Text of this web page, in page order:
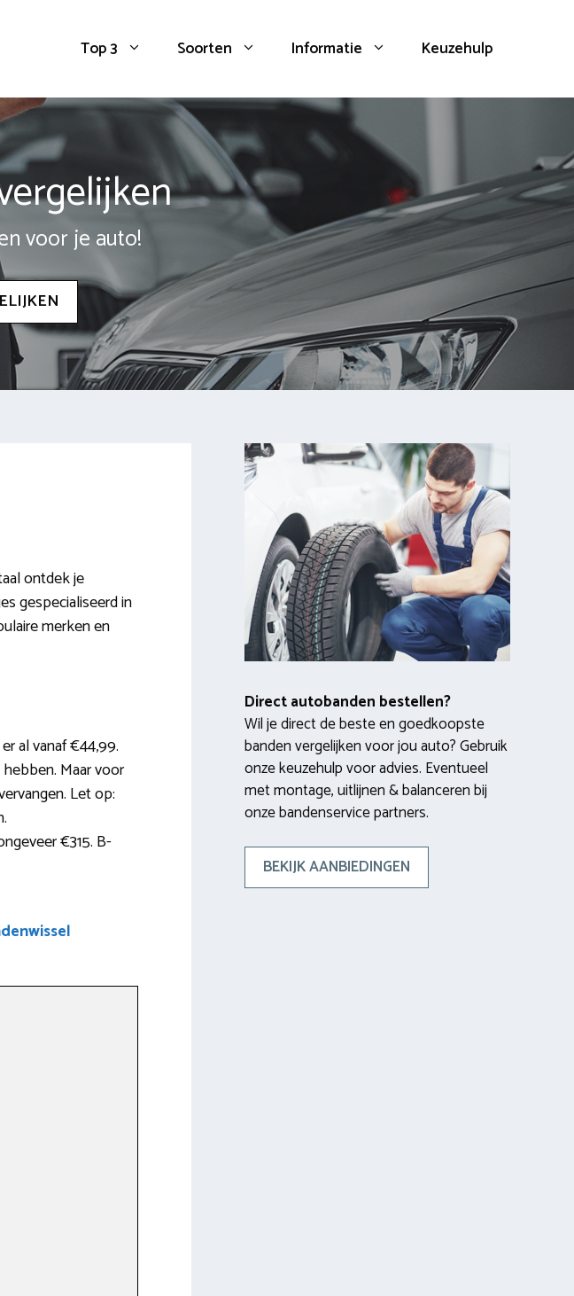
Top 3 Soorten Informatie Keuzehulp
voor je auto!
ontdek je
gespecialiseerd in
merken en
al vanaf €44,99.
Maar voor
Let op:
€315. B-
Direct autobanden bestellen?
Wil je direct de beste en goedkoopste
banden vergelijken voor jou auto? Gebruik
onze keuzehulp voor advies. Eventueel
met montage, uitlijnen & balanceren bij
onze bandenservice partners.
BEKIJK AANBIEDINGEN